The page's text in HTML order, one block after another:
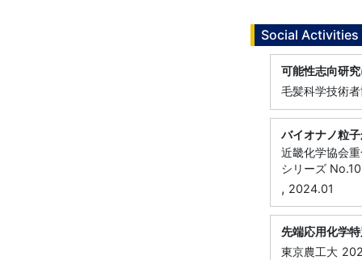
Social Activities
可能性志向研
毛髪科学技術
バイオナノ粒
近畿化学協会
シリーズ
, 2024.01
先端応用化学
東京農工大